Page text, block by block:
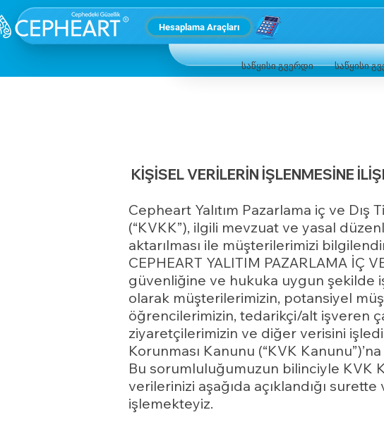
Hesaplama Araçları
საწყისი გვერდი საწყისი
KİŞİSEL VERİLERİN İŞLENMESİNE
Cepheart Yalıtım Pazarlama iç ve Dış
(“KVKK”), ilgili mevzuat ve yasal
aktarılması ile müşterilerimizi
CEPHEART YALITIM PAZARLAMA İÇ
güvenliğine ve hukuka uygun şekilde
olarak müşterilerimizin, potansiyel
öğrencilerimizin, tedarikçi/alt işveren
ziyaretçilerimizin ve diğer verisini
Korunması Kanunu (“KVK
Bu sorumluluğumuzun bilinciyle KVK
verilerinizi aşağıda açıklandığı
işlemekteyiz.